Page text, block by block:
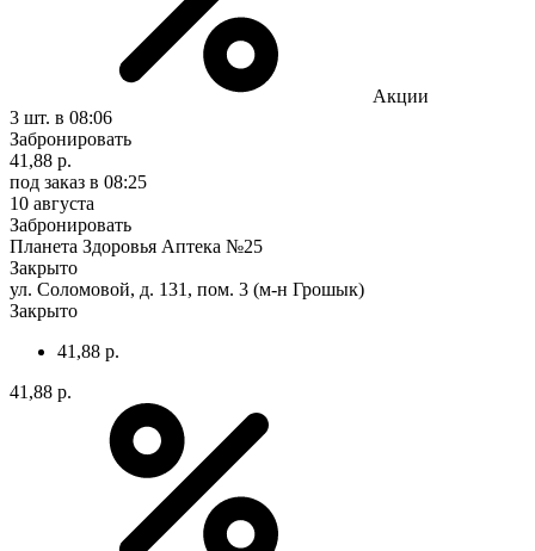
Акции
3 шт. в 08:06
Забронировать
41,88 р.
под заказ в 08:25
10 августа
Забронировать
Планета Здоровья Аптека №25
Закрыто
ул. Соломовой, д. 131, пом. 3 (м-н Грошык)
Закрыто
41,88 р.
41,88 р.